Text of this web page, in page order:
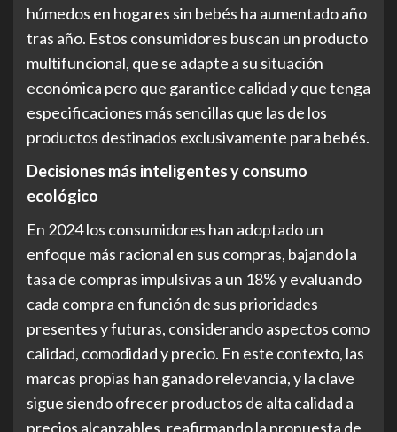
húmedos en hogares sin bebés ha aumentado año
tras año. Estos consumidores buscan un producto
multifuncional, que se adapte a su situación
económica pero que garantice calidad y que tenga
especificaciones más sencillas que las de los
productos destinados exclusivamente para bebés.
Decisiones más inteligentes y consumo
ecológico
En 2024 los consumidores han adoptado un
enfoque más racional en sus compras, bajando la
tasa de compras impulsivas a un 18% y evaluando
cada compra en función de sus prioridades
presentes y futuras, considerando aspectos como
calidad, comodidad y precio. En este contexto, las
marcas propias han ganado relevancia, y la clave
sigue siendo ofrecer productos de alta calidad a
precios alcanzables, reafirmando la propuesta de